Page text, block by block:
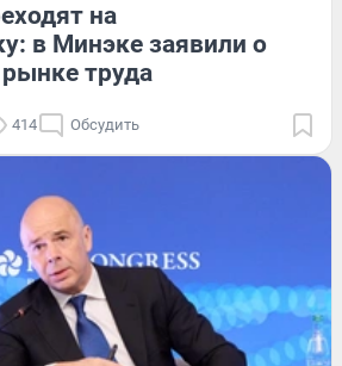
на
в Минэке заявили о
труда
414 Обсудить